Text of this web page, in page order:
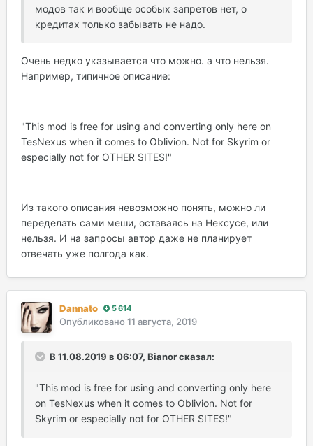
модов так и вообще особых запретов нет, о
кредитах только забывать не надо.
Очень недко указывается что можно. а что нельзя.
Например, типичное описание:
"This mod is free for using and converting only here on
TesNexus when it comes to Oblivion. Not for Skyrim or
especially not for OTHER SITES!"
Из такого описания невозможно понять, можно ли
переделать сами меши, оставаясь на Нексусе, или
нельзя. И на запросы автор даже не планирует
отвечать уже полгода как.
Dannato 5 614
Опубликовано 11 августа, 2019
В 11.08.2019 в 06:07, Bianor сказал:
"This mod is free for using and converting only here
on TesNexus when it comes to Oblivion. Not for
Skyrim or especially not for OTHER SITES!"